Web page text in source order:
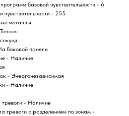
базовой чувствительности - 6
чувствительности - 255
металлы
боковой панели
- Наличие
- Энергонезависимая
- Наличие
тревоги - Наличие
тревоги с разделением по зонам -